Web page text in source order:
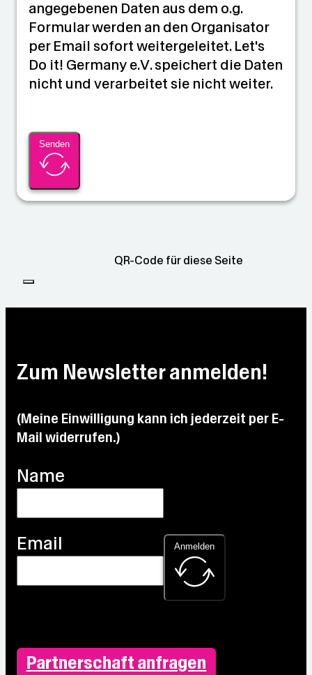
angegebenen Daten aus dem o.g.
Formular werden an den Organisator
per Email sofort weitergeleitet. Let's
Do it! Germany e.V. speichert die Daten
nicht und verarbeitet sie nicht weiter.
Senden
QR-Code für diese Seite
Partnerschaft anfragen
Zum Newsletter anmelden!
(Meine Einwilligung kann ich jederzeit per E-
Mail widerrufen.)
Name
Email Anmelden